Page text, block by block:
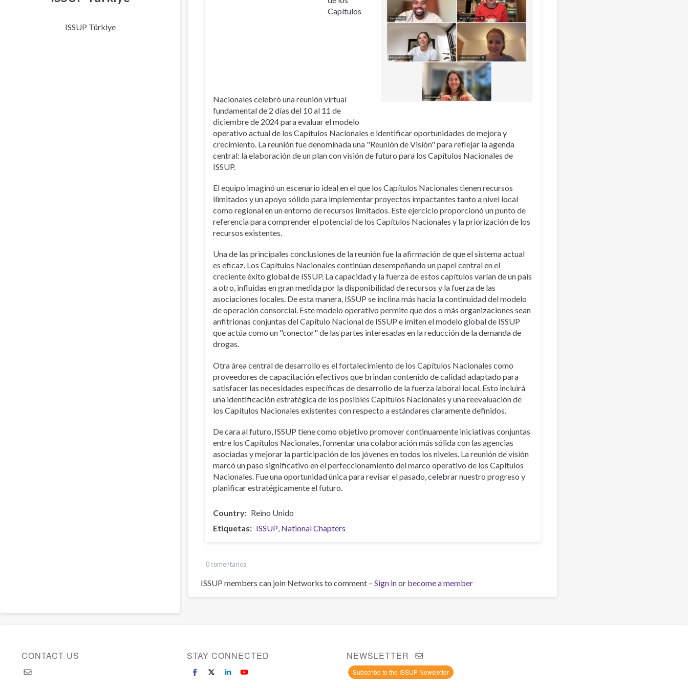
ISSUP Türkiye
Capítulos
Nacionales celebró una reunión virtual
fundamental de 2 días del 10 al 11 de
diciembre de 2024 para evaluar el modelo
operativo actual de los Capítulos Nacionales e identificar oportunidades de mejora y
crecimiento. La reunión fue denominada una "Reunión de Visión" para reflejar la agenda
central: la elaboración de un plan con visión de futuro para los Capítulos Nacionales de
ISSUP.
El equipo imaginó un escenario ideal en el que los Capítulos Nacionales tienen recursos
ilimitados y un apoyo sólido para implementar proyectos impactantes tanto a nivel local
como regional en un entorno de recursos limitados. Este ejercicio proporcionó un punto de
referencia para comprender el potencial de los Capítulos Nacionales y la priorización de los
recursos existentes.
Una de las principales conclusiones de la reunión fue la afirmación de que el sistema actual
es eficaz. Los Capítulos Nacionales continúan desempeñando un papel central en el
creciente éxito global de ISSUP. La capacidad y la fuerza de estos capítulos varían de un país
a otro, influidas en gran medida por la disponibilidad de recursos y la fuerza de las
asociaciones locales. De esta manera, ISSUP se inclina más hacia la continuidad del modelo
de operación consorcial. Este modelo operativo permite que dos o más organizaciones sean
anfitrionas conjuntas del Capítulo Nacional de ISSUP e imiten el modelo global de ISSUP
que actúa como un "conector" de las partes interesadas en la reducción de la demanda de
drogas.
Otra área central de desarrollo es el fortalecimiento de los Capítulos Nacionales como
proveedores de capacitación efectivos que brindan contenido de calidad adaptado para
satisfacer las necesidades específicas de desarrollo de la fuerza laboral local. Esto incluirá
una identificación estratégica de los posibles Capítulos Nacionales y una reevaluación de
los Capítulos Nacionales existentes con respecto a estándares claramente definidos.
De cara al futuro, ISSUP tiene como objetivo promover continuamente iniciativas conjuntas
entre los Capítulos Nacionales, fomentar una colaboración más sólida con las agencias
asociadas y mejorar la participación de los jóvenes en todos los niveles. La reunión de visión
marcó un paso significativo en el perfeccionamiento del marco operativo de los Capítulos
Nacionales. Fue una oportunidad única para revisar el pasado, celebrar nuestro progreso y
planificar estratégicamente el futuro.
Country
Reino Unido
Etiquetas
ISSUP National Chapters
0 comentarios
ISSUP members can join Networks to comment – Sign inor become a member
CONTACT US STAY CONNECTED NEWSLETTER
Subscribe to the ISSUP Newsletter